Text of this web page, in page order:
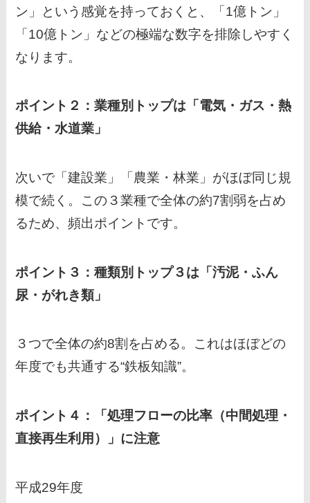
ン」という感覚を持っておくと、「1億トン」
「10億トン」などの極端な数字を排除しやすく
なります。
ポイント２：業種別トップは「電気・ガス・熱
供給・水道業」
次いで「建設業」「農業・林業」がほぼ同じ規
模で続く。この３業種で全体の約7割弱を占め
るため、頻出ポイントです。
ポイント３：種類別トップ３は「汚泥・ふん
尿・がれき類」
３つで全体の約8割を占める。これはほぼどの
年度でも共通する“鉄板知識”。
ポイント４：「処理フローの比率（中間処理・
直接再生利用）」に注意
平成29年度